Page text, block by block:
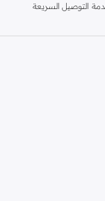
التوصيل السريعة